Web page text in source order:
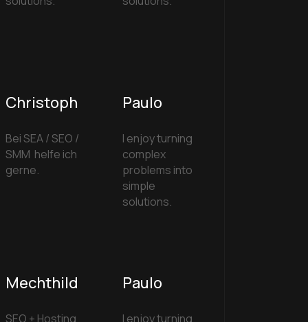
Christoph
Bei SEA / SEO /
SMM helfe ich
gerne.
Mechthild
SEO + Hosting
Paulo
I enjoy turning
complex
problems into
simple
solutions.
Paulo
I enjoy turning